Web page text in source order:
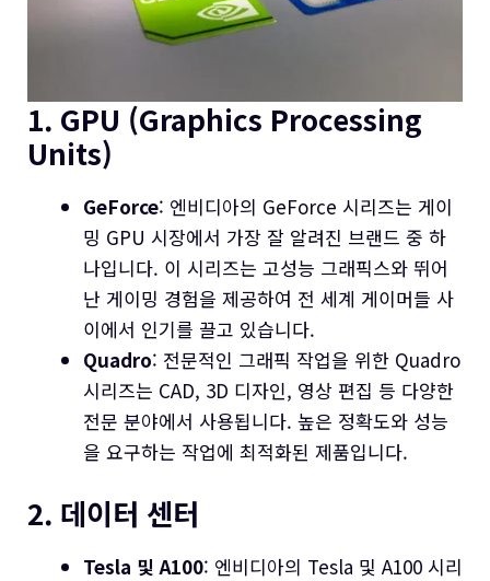
1. GPU (Graphics Processing
Units)
GeForce: 엔비디아의 GeForce 시리즈는 게이
밍 GPU 시장에서 가장 잘 알려진 브랜드 중 하
나입니다. 이 시리즈는 고성능 그래픽스와 뛰어
난 게이밍 경험을 제공하여 전 세계 게이머들 사
이에서 인기를 끌고 있습니다.
Quadro: 전문적인 그래픽 작업을 위한 Quadro
시리즈는 CAD, 3D 디자인, 영상 편집 등 다양한
전문 분야에서 사용됩니다. 높은 정확도와 성능
을 요구하는 작업에 최적화된 제품입니다.
2. 데이터 센터
Tesla 및 A100: 엔비디아의 Tesla 및 A100 시리